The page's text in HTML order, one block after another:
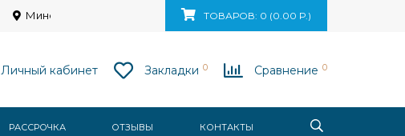
Минск, ул. Ваупшасова, д. 10, пом. 131ТОВАРОВ: 0 (0.00 Р.)
Личный кабинет Закладки 0 Сравнение 0
РАССРОЧКА ОТЗЫВЫ КОНТАКТЫ